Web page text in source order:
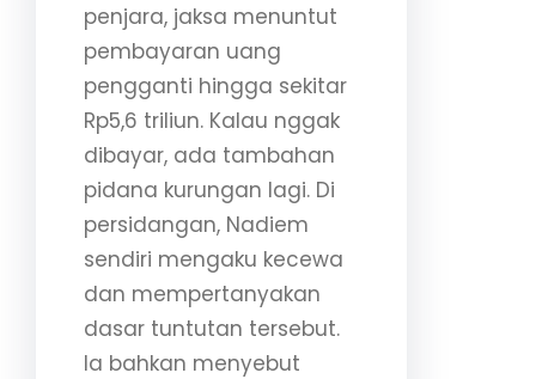
penjara, jaksa menuntut
pembayaran uang
pengganti hingga sekitar
Rp5,6 triliun. Kalau nggak
dibayar, ada tambahan
pidana kurungan lagi. Di
persidangan, Nadiem
sendiri mengaku kecewa
dan mempertanyakan
dasar tuntutan tersebut.
Ia bahkan menyebut